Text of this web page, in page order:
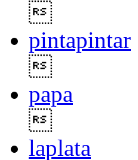
pintapintar
papa
laplata